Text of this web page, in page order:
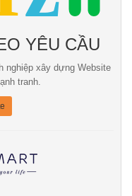
YÊU CẦU
nghiệp xây dựng Website
tranh.